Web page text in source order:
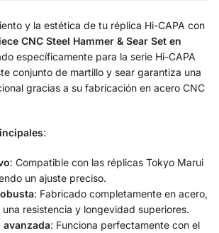
y la estética de tu réplica Hi-CAPA con
CNC Steel Hammer & Sear Set en
específicamente para la serie Hi-CAPA
conjunto de martillo y sear garantiza una
gracias a su fabricación en acero CNC
:
: Compatible con las réplicas Tokyo Marui
un ajuste preciso.
: Fabricado completamente en acero,
resistencia y longevidad superiores.
: Funciona perfectamente con el